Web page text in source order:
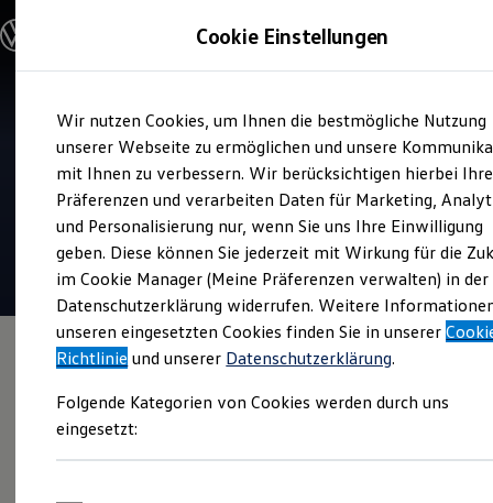
Hauptinhalt
springen
Footer
springen
Modelle und Konfigurator
Modelle vergleichen
Elektroautos
ENERGY Sondermodelle
Nutzfahrzeuge
SUV und CUV
Familienautos
Kombis
Kompaktwagen
Sportwagen
Schnell verfügbare Fahrzeuge
Angebote und Produkte
Aktuelle Angebote
E-Auto-Förderung
Volkswagen Marktplatz
Junge Gebrauchtwagen und Gebrauchtwagen
Volkswagen Zertifizierte Gebrauchtwagen
Zubehör- und Serviceangebote
Verkauf und Service
Autohaus Erlenhoff
4.8| 323 Bewertungen
Cookie Einstellungen
Wir nutzen Cookies, um Ihnen die bestmögliche Nutzung
unserer Webseite zu ermöglichen und unsere
mit Ihnen zu verbessern. Wir berücksichtigen hierbei Ihre
Präferenzen und verarbeiten Daten für Marketing,
und Personalisierung nur, wenn Sie uns Ihre Einwilligung
geben. Diese können Sie jederzeit mit Wirkung für die
im Cookie Manager (Meine Präferenzen verwalten) in der
Datenschutzerklärung widerrufen. Weitere
unseren eingesetzten Cookies finden Sie in unserer
Richtlinie und unserer Datenschutzerklärung.
Folgende Kategorien von Cookies werden durch uns
eingesetzt: